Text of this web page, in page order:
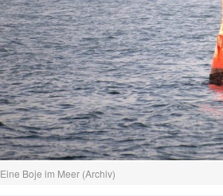
Eine Boje im Meer (Archiv)